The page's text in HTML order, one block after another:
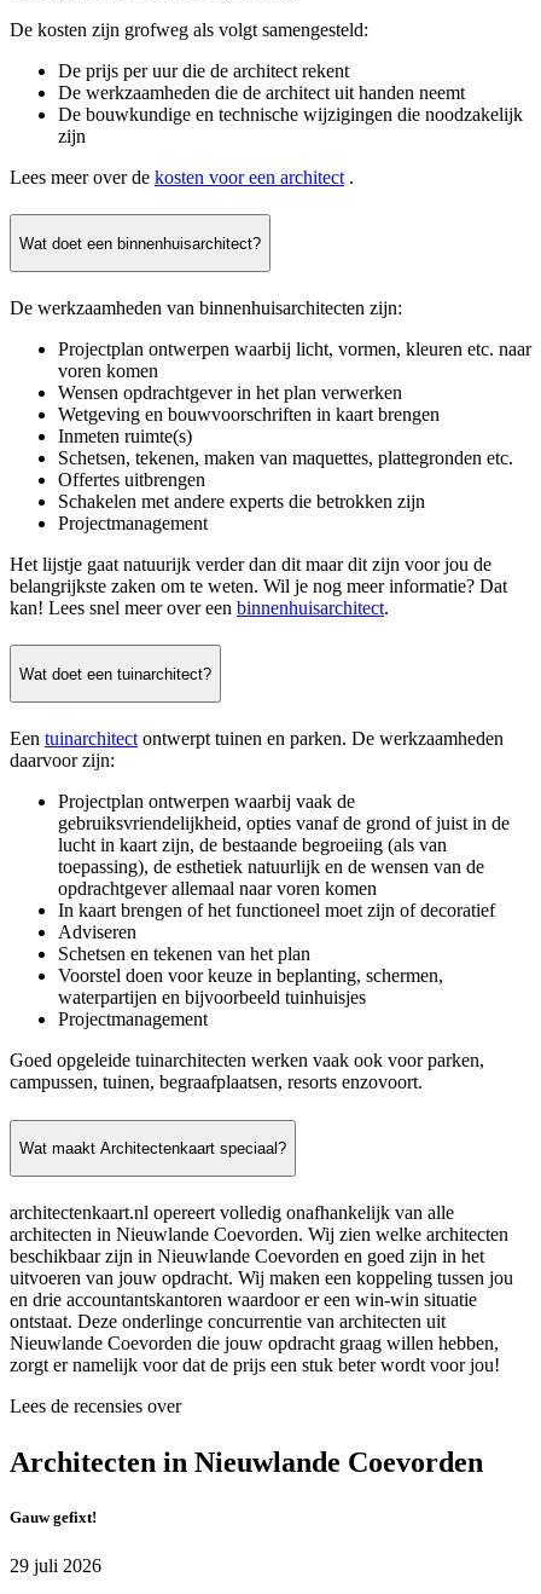
De kosten zijn grofweg als volgt samengesteld:
De prijs per uur die de architect rekent
De werkzaamheden die de architect uit handen neemt
De bouwkundige en technische wijzigingen die noodzakelijk
zijn
Lees meer over de kosten voor een architect .
Wat doet een binnenhuisarchitect?
De werkzaamheden van binnenhuisarchitecten zijn:
Projectplan ontwerpen waarbij licht, vormen, kleuren etc. naar
voren komen
Wensen opdrachtgever in het plan verwerken
Wetgeving en bouwvoorschriften in kaart brengen
Inmeten ruimte(s)
Schetsen, tekenen, maken van maquettes, plattegronden etc.
Offertes uitbrengen
Schakelen met andere experts die betrokken zijn
Projectmanagement
Het lijstje gaat natuurijk verder dan dit maar dit zijn voor jou de
belangrijkste zaken om te weten. Wil je nog meer informatie? Dat
kan! Lees snel meer over een binnenhuisarchitect.
Wat doet een tuinarchitect?
Een tuinarchitect ontwerpt tuinen en parken. De werkzaamheden
daarvoor zijn:
Projectplan ontwerpen waarbij vaak de
gebruiksvriendelijkheid, opties vanaf de grond of juist in de
lucht in kaart zijn, de bestaande begroeiing (als van
toepassing), de esthetiek natuurlijk en de wensen van de
opdrachtgever allemaal naar voren komen
In kaart brengen of het functioneel moet zijn of decoratief
Adviseren
Schetsen en tekenen van het plan
Voorstel doen voor keuze in beplanting, schermen,
waterpartijen en bijvoorbeeld tuinhuisjes
Projectmanagement
Goed opgeleide tuinarchitecten werken vaak ook voor parken,
campussen, tuinen, begraafplaatsen, resorts enzovoort.
Wat maakt Architectenkaart speciaal?
architectenkaart.nl opereert volledig onafhankelijk van alle
architecten in Nieuwlande Coevorden. Wij zien welke architecten
beschikbaar zijn in Nieuwlande Coevorden en goed zijn in het
uitvoeren van jouw opdracht. Wij maken een koppeling tussen jou
en drie accountantskantoren waardoor er een win-win situatie
ontstaat. Deze onderlinge concurrentie van architecten uit
Nieuwlande Coevorden die jouw opdracht graag willen hebben,
zorgt er namelijk voor dat de prijs een stuk beter wordt voor jou!
Lees de recensies over
Architecten in Nieuwlande Coevorden
Gauw gefixt!
29 juli 2026